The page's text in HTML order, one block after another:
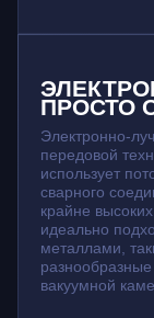
ПРОСТО
Электронно-
передовой
использует
сварного
крайне
идеально
металлами,
вакуумной